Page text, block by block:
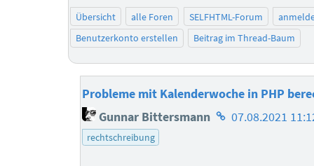
Übersicht alle Foren SELFHTML-Forum
Benutzerkonto erstellen
Beitrag im Thread-Baum
Probleme mit Kalenderwoche in PHP
Gunnar Bittersmann Homepage
07.08.2021
rechtschreibung